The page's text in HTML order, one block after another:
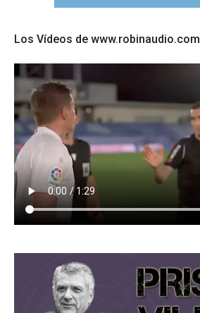
Los Vídeos de www.robinaudio.com